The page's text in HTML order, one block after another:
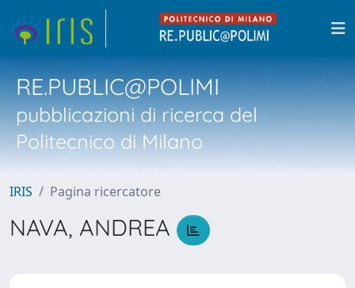
RE.PUBLIC@POLIMI
pubblicazioni di ricerca del
Politecnico di Milano
IRIS Pagina ricercatore
NAVA, ANDREA